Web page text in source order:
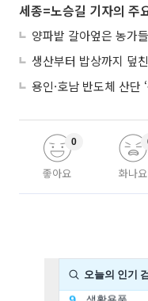
세종=노승길 기자의 주
양파밭 갈아엎은 농가
좋아요
0
화나요